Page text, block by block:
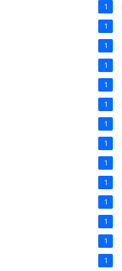
1
1
1
1
1
1
1
1
1
1
1
1
1
1